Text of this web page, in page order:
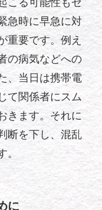
こる可能性もゼ
急時に早急に対
重要です。例え
の病気などへの
、当日は携帯電
て関係者にスム
きます。それに
断を下し、混乱
。
に